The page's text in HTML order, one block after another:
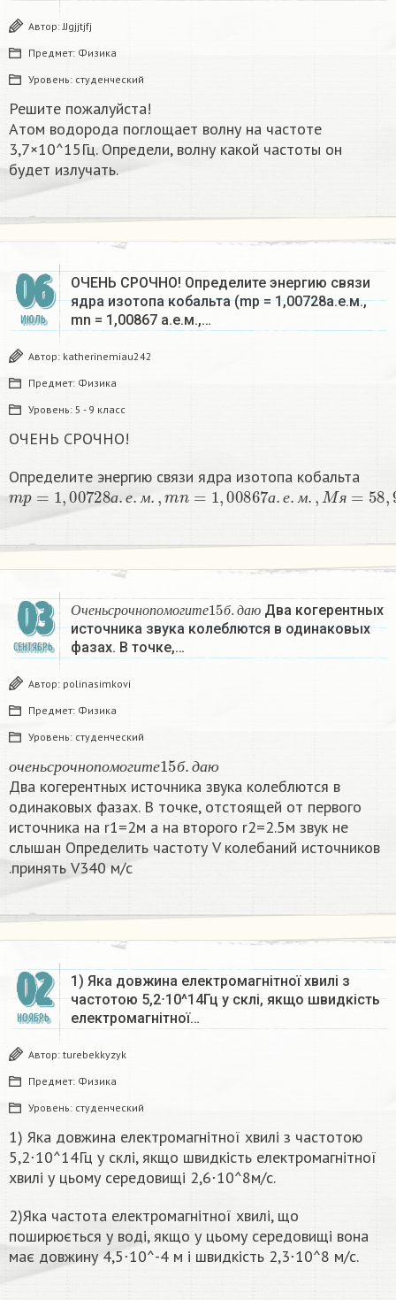
Автор:JJgjjtjfj
Предмет: Физика
Уровень: студенческий
Решите пожалуйста!
Атом водорода поглощает волну на частоте
3,7×10^15Гц. Определи, волну какой частоты он
будет излучать. ​
06
ИЮЛЬ
ОЧЕНЬ СРОЧНО! Определите энергию связи
ядра изотопа кобальта (mp = 1,00728а.е.м.,
mn = 1,00867 а.е.м.,…
Автор: katherinemiau242
Предмет: Физика
Уровень: 5 - 9 класс
ОЧЕНЬ СРОЧНО!
Определите энергию связи ядра изотопа кобальта
а е м а е м я
mp=1,00728а.е.м.,mn =1,00867а.е.м.,Mя=58,933188 а.е. м.
03
СЕНТЯБРЬ
О ч е н ьс р о ч н о помо ги т е б д а ю
Оченьср очнопомоги те15 б.даю
Два когерентных
источника звука колеблются в одинаковых
фазах. В точке,…
Автор: polinasimkovi
Предмет: Физика
Уровень: студенческий
о ч е н ьс р о ч н о п ом о г и т е б д а ю
е15б д
Два когерентных источника звука колеблются в
одинаковых фазах. В точке, отстоящей от первого
источника на r1=2м а на второго r2=2.5м звук не
слышан Определить частоту V колебаний источников
.принять V340 м/с
02
НОЯБРЬ
1) Яка довжина електромагнітної хвилі з
частотою 5,2⋅10^14Гц у склі, якщо швидкість
електромагнітної…
Автор: turebekkyzyk
Предмет: Физика
Уровень: студенческий
1) Яка довжина електромагнітної хвилі з частотою
5,2⋅10^14Гц у склі, якщо швидкість електромагнітної
хвилі у цьому середовищі 2,6⋅10^8м/с.
2)Яка частота електромагнітної хвилі, що
поширюється у воді, якщо у цьому середовищі вона
має довжину 4,5⋅10^-4 м і швидкість 2,3⋅10^8 м/с.